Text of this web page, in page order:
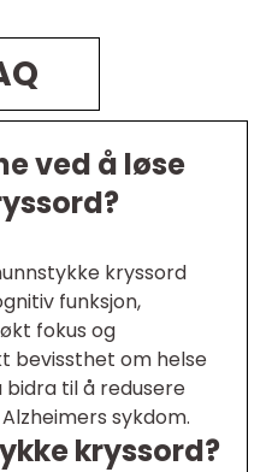
ved å løse
kryssord
funksjon,
fokus og
bevissthet om helse
til å redusere
sykdom.
kryssord?